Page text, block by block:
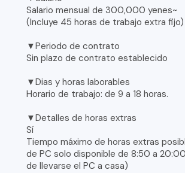
Salario mensual de 300,000 yenes~
(Incluye 45 horas de trabajo extra fijo)
▼Periodo de contrato
Sin plazo de contrato establecido
▼Dias y horas laborables
Horario de trabajo: de 9 a 18 horas.
▼Detalles de horas extras
Sí
Tiempo máximo de horas extras
de PC solo disponible de 8:50 a
de llevarse el PC a casa)